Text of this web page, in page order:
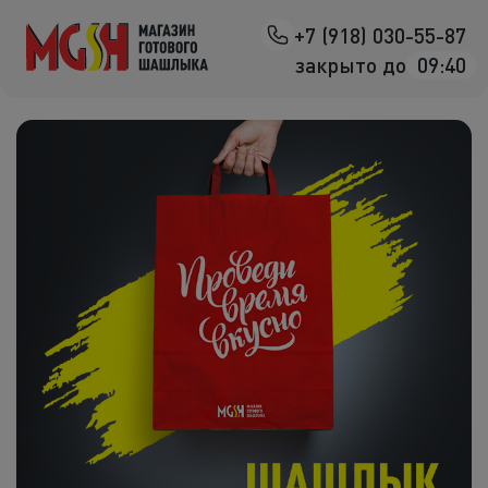
+7 (918) 030-55-87
закрыто до 09:40
Назад
Птица на
Овощи на
Салаты